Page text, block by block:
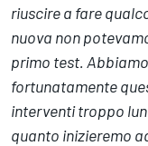
riuscire a fare
nuova non
primo test.
fortunatamente
interventi troppo
quanto inizieremo